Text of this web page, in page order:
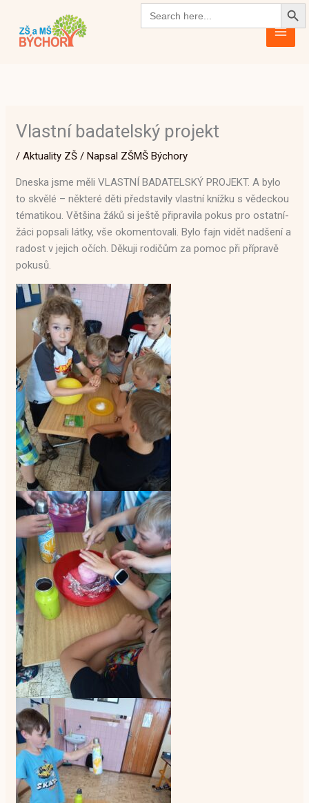
Search
for:
obsah
Vlastní badatelský projekt
/Aktuality ZŠ / Napsal ZŠMŠ Býchory
Dneska jsme měli VLASTNÍ BADATELSKÝ PROJEKT. A bylo
to skvělé – některé děti představily vlastní knížku s vědeckou
tématikou. Většina žáků si ještě připravila pokus pro ostatní-
žáci popsali látky, vše okomentovali. Bylo fajn vidět nadšení a
radost v jejich očích. Děkuji rodičům za pomoc při přípravě
pokusů.